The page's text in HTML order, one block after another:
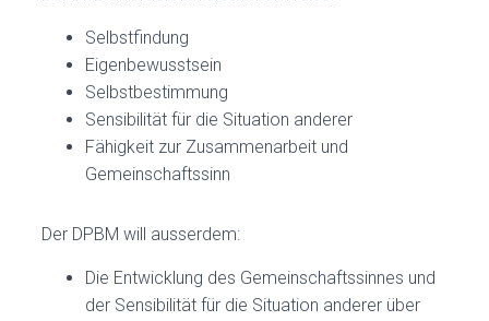
Selbstfindung
Eigenbewusstsein
Selbstbestimmung
Sensibilität für die Situation anderer
Fähigkeit zur Zusammenarbeit und
Gemeinschaftssinn
Der DPBM will ausserdem:
Die Entwicklung des Gemeinschaftssinnes und
der Sensibilität für die Situation anderer über